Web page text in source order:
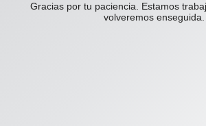
Gracias por tu paciencia. Estamos
volveremos enseguida.